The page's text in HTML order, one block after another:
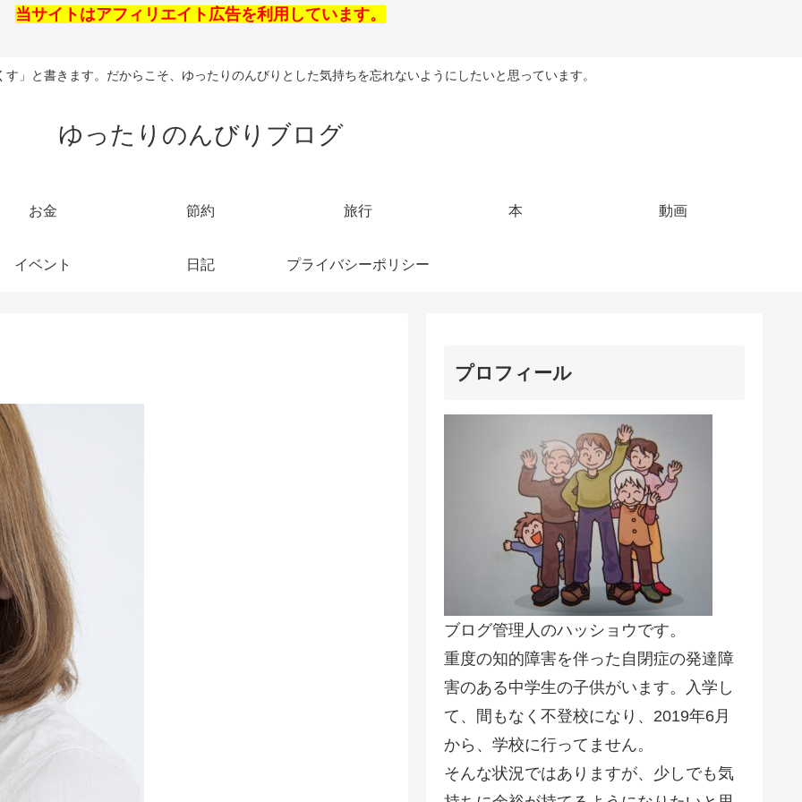
当サイトはアフィリエイト広告を利用しています。
」と書きます。だからこそ、ゆったりのんびりとした気持ちを忘れないようにしたいと思っています。
ゆったりのんびりブログ
お金 節約 旅行 本 動画
イベント 日記 プライバシーポリシー
プロフィール
ブログ管理人のハッショウです。
重度の知的障害を伴った自閉症の発達障
害のある中学生の子供がいます。入学し
て、間もなく不登校になり、2019年6月
から、学校に行ってません。
そんな状況ではありますが、少しでも気